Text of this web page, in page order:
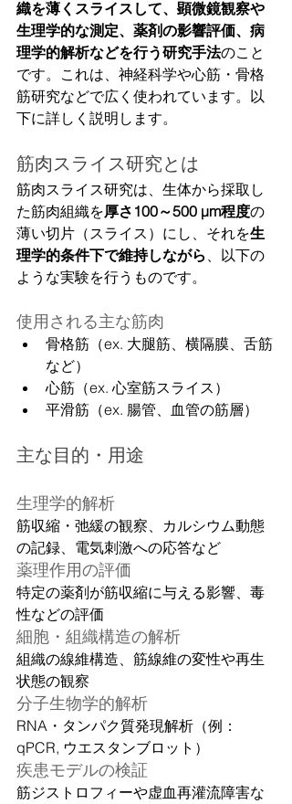
織を薄くスライスして、顕微鏡観察や
生理学的な測定、薬剤の影響評価、病
理学的解析などを行う研究手法のこと
です。これは、神経科学や心筋・骨格
筋研究などで広く使われています。以
下に詳しく説明します。
筋肉スライス研究とは
筋肉スライス研究は、生体から採取し
た筋肉組織を厚さ100～500 µm程度の
薄い切片（スライス）にし、それを生
理学的条件下で維持しながら 、以下の
ような実験を行うものです。
使用される主な筋肉
骨格筋（ex. 大腿筋、横隔膜、舌筋
など）
心筋（ex. 心室筋スライス）
平滑筋（ex. 腸管、血管の筋層）
主な目的・用途
生理学的解析
筋収縮・弛緩の観察、カルシウム動態
の記録、電気刺激への応答など
薬理作用の評価
特定の薬剤が筋収縮に与える影響、毒
性などの評価
細胞・組織構造の解析
組織の線維構造、筋線維の変性や再生
状態の観察
分子生物学的解析
RNA・タンパク質発現解析（例：
qPCR, ウエスタンブロット）
疾患モデルの検証
筋ジストロフィーや虚血再灌流障害な